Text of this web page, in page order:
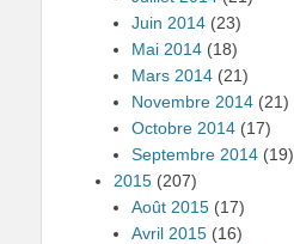
Juin 2014 (23)
Mai 2014 (18)
Mars 2014 (21)
Novembre 2014 (21)
Octobre 2014 (17)
Septembre 2014 (19)
2015 (207)
Août 2015 (17)
Avril 2015 (16)